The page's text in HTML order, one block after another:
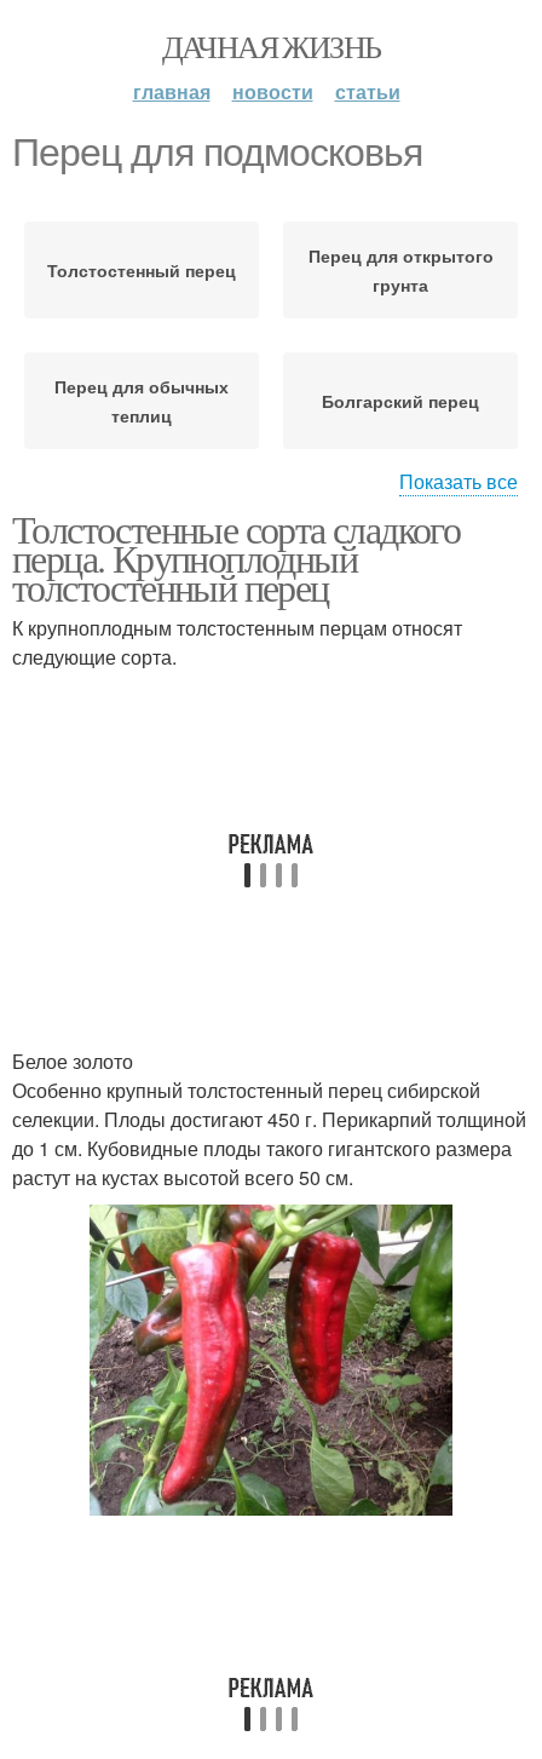
ДАЧНАЯ ЖИЗНЬ
главная новости статьи
Перец для подмосковья
Толстостенный перец
Перец для открытого
грунта
Перец для обычных
теплиц
Болгарский перец
Перец с толстыми
подмосковья
Толстостенные перцы
Показать все
Толстостенные сорта сладкого
перца. Крупноплодный
толстостенный перец
К крупноплодным толстостенным перцам относят
следующие сорта.
Белое золото
Особенно крупный толстостенный перец сибирской
селекции. Плоды достигают 450 г. Перикарпий толщиной
до 1 см. Кубовидные плоды такого гигантского размера
растут на кустах высотой всего 50 см.